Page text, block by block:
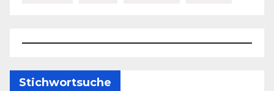
Stichwortsuche